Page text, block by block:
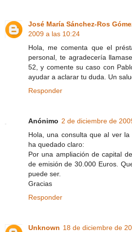
José María Sánchez-Ros
2009 a las 10:24
Hola, me comenta que el
personal, te agradecería
52, y comente su caso con
ayudar a aclarar tu duda. Un
Responder
Anónimo 2 de diciembre de
Hola, una consulta que al ver
ha quedado claro:
Por una ampliación de capital
de emisión de 30.000 Euros.
puede ser.
Gracias
Responder
Unknown 18 de diciembre de